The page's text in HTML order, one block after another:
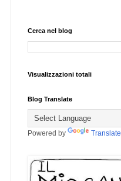
Cerca nel blog
Visualizzazioni totali
Blog Translate
Powered by Translate